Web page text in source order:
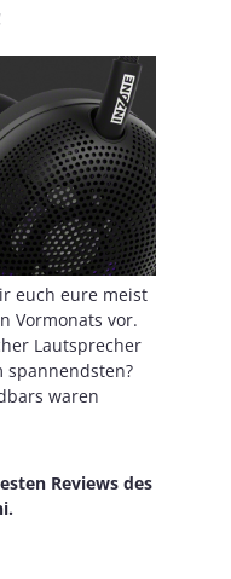
euch eure meist
Vormonats vor.
Lautsprecher
spannendsten?
waren
Reviews des